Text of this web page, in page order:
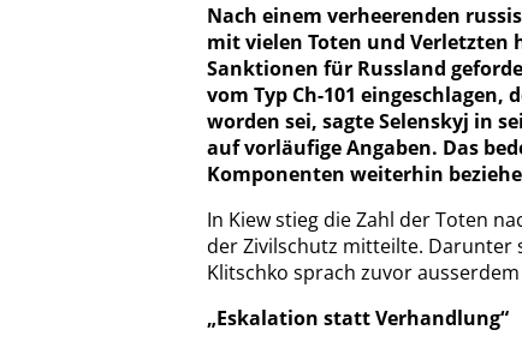
Nach einem verheerenden
mit vielen Toten und Verletzten
Sanktionen für Russland
vom Typ Ch-101
worden sei, sagte Selenskyj in
auf vorläufige Angaben. Das
Komponenten weiterhin
In Kiew stieg die Zahl der Toten
der Zivilschutz mitteilte. Darunter
Klitschko sprach zuvor
„Eskalation statt Verhandlung“